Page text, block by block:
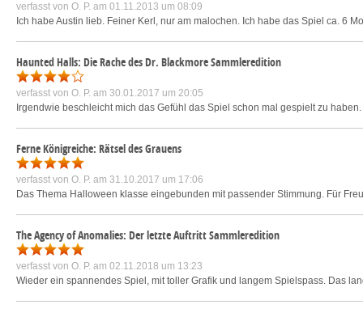
verfasst von O. P. am 01.11.2013 um 08:09
Ich habe Austin lieb. Feiner Kerl, nur am malochen. Ich habe das Spiel ca. 6
Haunted Halls: Die Rache des Dr. Blackmore Sammleredition
verfasst von O. P. am 30.01.2017 um 20:05
Irgendwie beschleicht mich das Gefühl das Spiel schon mal gespielt zu
Ferne Königreiche: Rätsel des Grauens
verfasst von O. P. am 31.10.2017 um 17:06
Das Thema Halloween klasse eingebunden mit passender Stimmung. Für
The Agency of Anomalies: Der letzte Auftritt Sammleredition
verfasst von O. P. am 02.11.2018 um 13:23
Wieder ein spannendes Spiel, mit toller Grafik und langem Spielspass. Das